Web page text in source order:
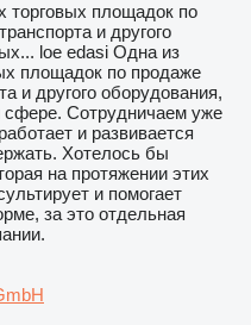
площадок по
и другого
loe edasi Одна из
площадок по продаже
и другого оборудования,
сфере. Сотрудничаем уже
и развивается
Хотелось бы
на протяжении этих
и помогает
за это отдельная